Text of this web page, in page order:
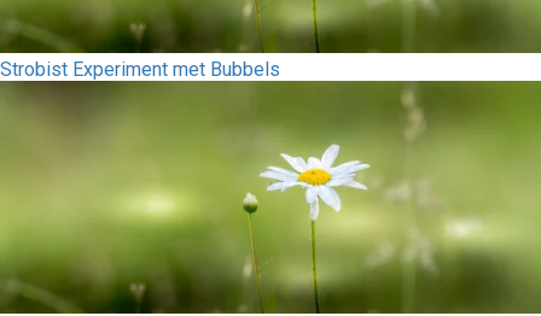
Strobist Experiment met Bubbels